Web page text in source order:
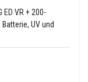
ED VR + 200-
UV und